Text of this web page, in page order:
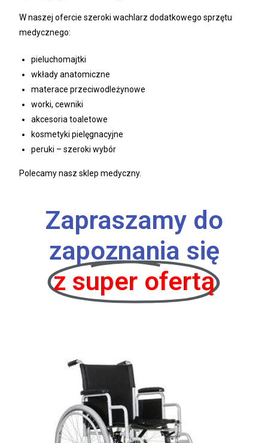
W naszej ofercie szeroki wachlarz dodatkowego sprzętu
medycznego:
pieluchomajtki
wkłady anatomiczne
materace przeciwodleżynowe
worki, cewniki
akcesoria toaletowe
kosmetyki pielęgnacyjne
peruki – szeroki wybór
Polecamy nasz sklep medyczny.
Zapraszamy do
zapoznania się
z super ofertą